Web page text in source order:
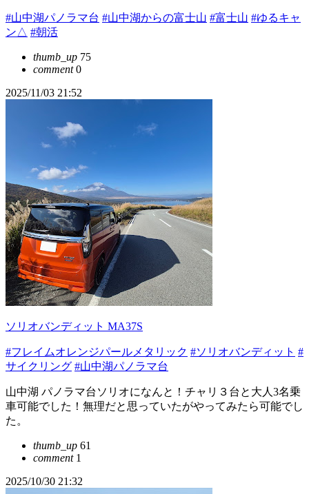
#山中湖パノラマ台 #山中湖からの富士山 #富士山 #ゆるキャ
ン△ #朝活
thumb_up 75
comment0
2025/11/03 21:52
ソリオバンディット MA37S
#フレイムオレンジパールメタリック #ソリオバンディット #
サイクリング #山中湖パノラマ台
山中湖 パノラマ台ソリオになんと！チャリ３台と大人3名乗
車可能でした！無理だと思っていたがやってみたら可能でし
た。
thumb_up 61
comment1
2025/10/30 21:32